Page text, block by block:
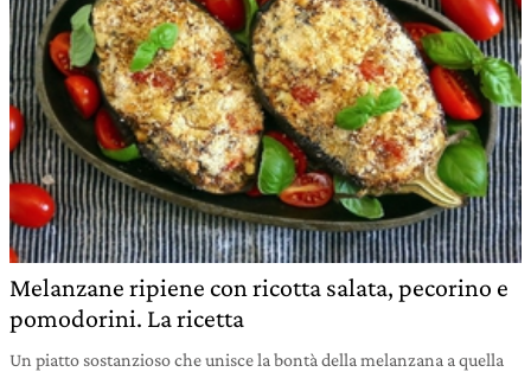
Melanzane ripiene con ricotta salata, pecorino e
pomodorini. La ricetta
Un piatto sostanzioso che unisce la bontà della melanzana a quella